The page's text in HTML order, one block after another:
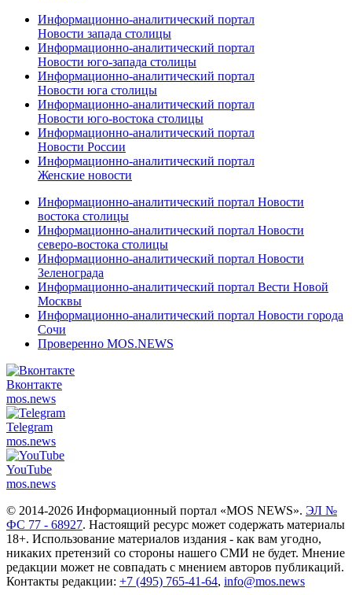
Информационно-аналитический портал
Новости запада столицы
Информационно-аналитический портал
Новости юго-запада столицы
Информационно-аналитический портал
Новости юга столицы
Информационно-аналитический портал
Новости юго-востока столицы
Информационно-аналитический портал
Новости России
Информационно-аналитический портал
Женские новости
Информационно-аналитический портал Новости
востока столицы
Информационно-аналитический портал Новости
северо-востока столицы
Информационно-аналитический портал Новости
Зеленограда
Информационно-аналитический портал Вести Новой
Москвы
Информационно-аналитический портал Новости города
Сочи
Проверенно MOS.NEWS
Вконтакте
mos.news
Telegram
mos.news
YouTube
mos.news
© 2014-2026 Информационный портал «MOS NEWS». ЭЛ №
ФС 77 - 68927. Настоящий ресурс может содержать материалы
18+. Использование материалов издания - как вам угодно,
никаких претензий со стороны нашего СМИ не будет. Мнение
редакции может не совпадать с мнением авторов публикаций.
Контакты редакции: +7 (495) 765-41-64, info@mos.news